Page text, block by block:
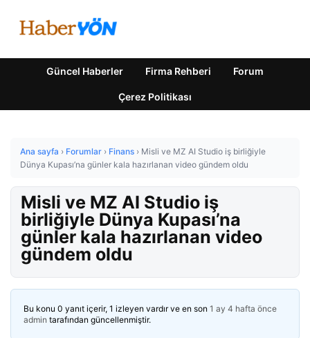
Güncel Haberler Firma Rehberi Forum
Çerez Politikası
Ana sayfa › Forumlar › Finans › Misli ve MZ AI Studio iş birliğiyle
Dünya Kupası’na günler kala hazırlanan video gündem oldu
Misli ve MZ AI Studio iş
birliğiyle Dünya Kupası’na
günler kala hazırlanan video
gündem oldu
Bu konu 0 yanıt içerir, 1 izleyen vardır ve en son 1 ay 4 hafta önce
admin tarafından güncellenmiştir.